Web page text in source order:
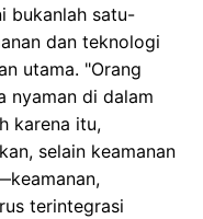
bukanlah satu-
dan teknologi
utama. "Orang
nyaman di dalam
karena itu,
selain keamanan
terintegrasi